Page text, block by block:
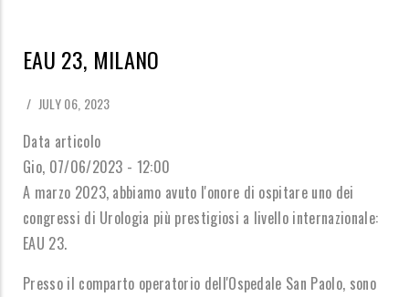
EAU 23, MILANO
/ JULY 06, 2023
Data articolo
Gio, 07/06/2023 - 12:00
A marzo 2023, abbiamo avuto l'onore di ospitare uno dei
congressi di Urologia più prestigiosi a livello internazionale:
EAU 23.
Presso il comparto operatorio dell'Ospedale San Paolo, sono